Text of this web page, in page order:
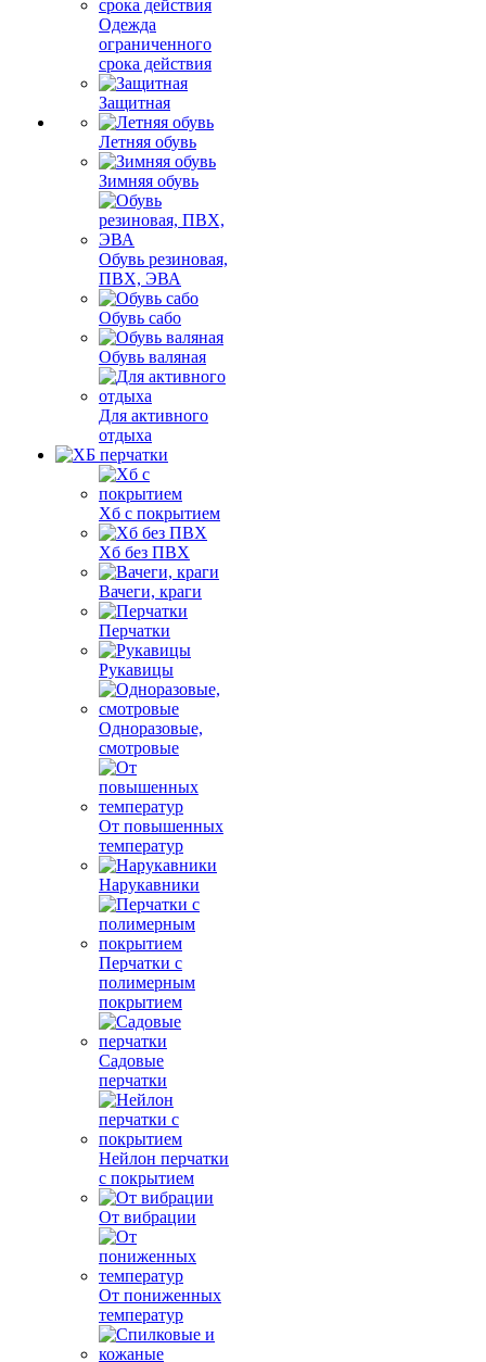
Одежда
ограниченного
срока действия
Защитная
Летняя обувь
Зимняя обувь
Обувь резиновая,
ПВХ, ЭВА
Обувь сабо
Обувь валяная
Для активного
отдыха
Хб с покрытием
Хб без ПВХ
Вачеги, краги
Перчатки
Рукавицы
Одноразовые,
смотровые
От повышенных
температур
Нарукавники
Перчатки с
полимерным
покрытием
Садовые
перчатки
Нейлон перчатки
с покрытием
От вибрации
От пониженных
температур